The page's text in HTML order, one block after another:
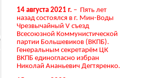
14 августа 2021 г. – Пять лет
назад состоялся в г. Мин-Воды
Чрезвычайный V съезд
Всесоюзной Коммунистической
партии Большевиков (ВКПБ).
Генеральным секретарём ЦК
ВКПБ единогласно избран
Николай Ананьевич Дегтяренко.